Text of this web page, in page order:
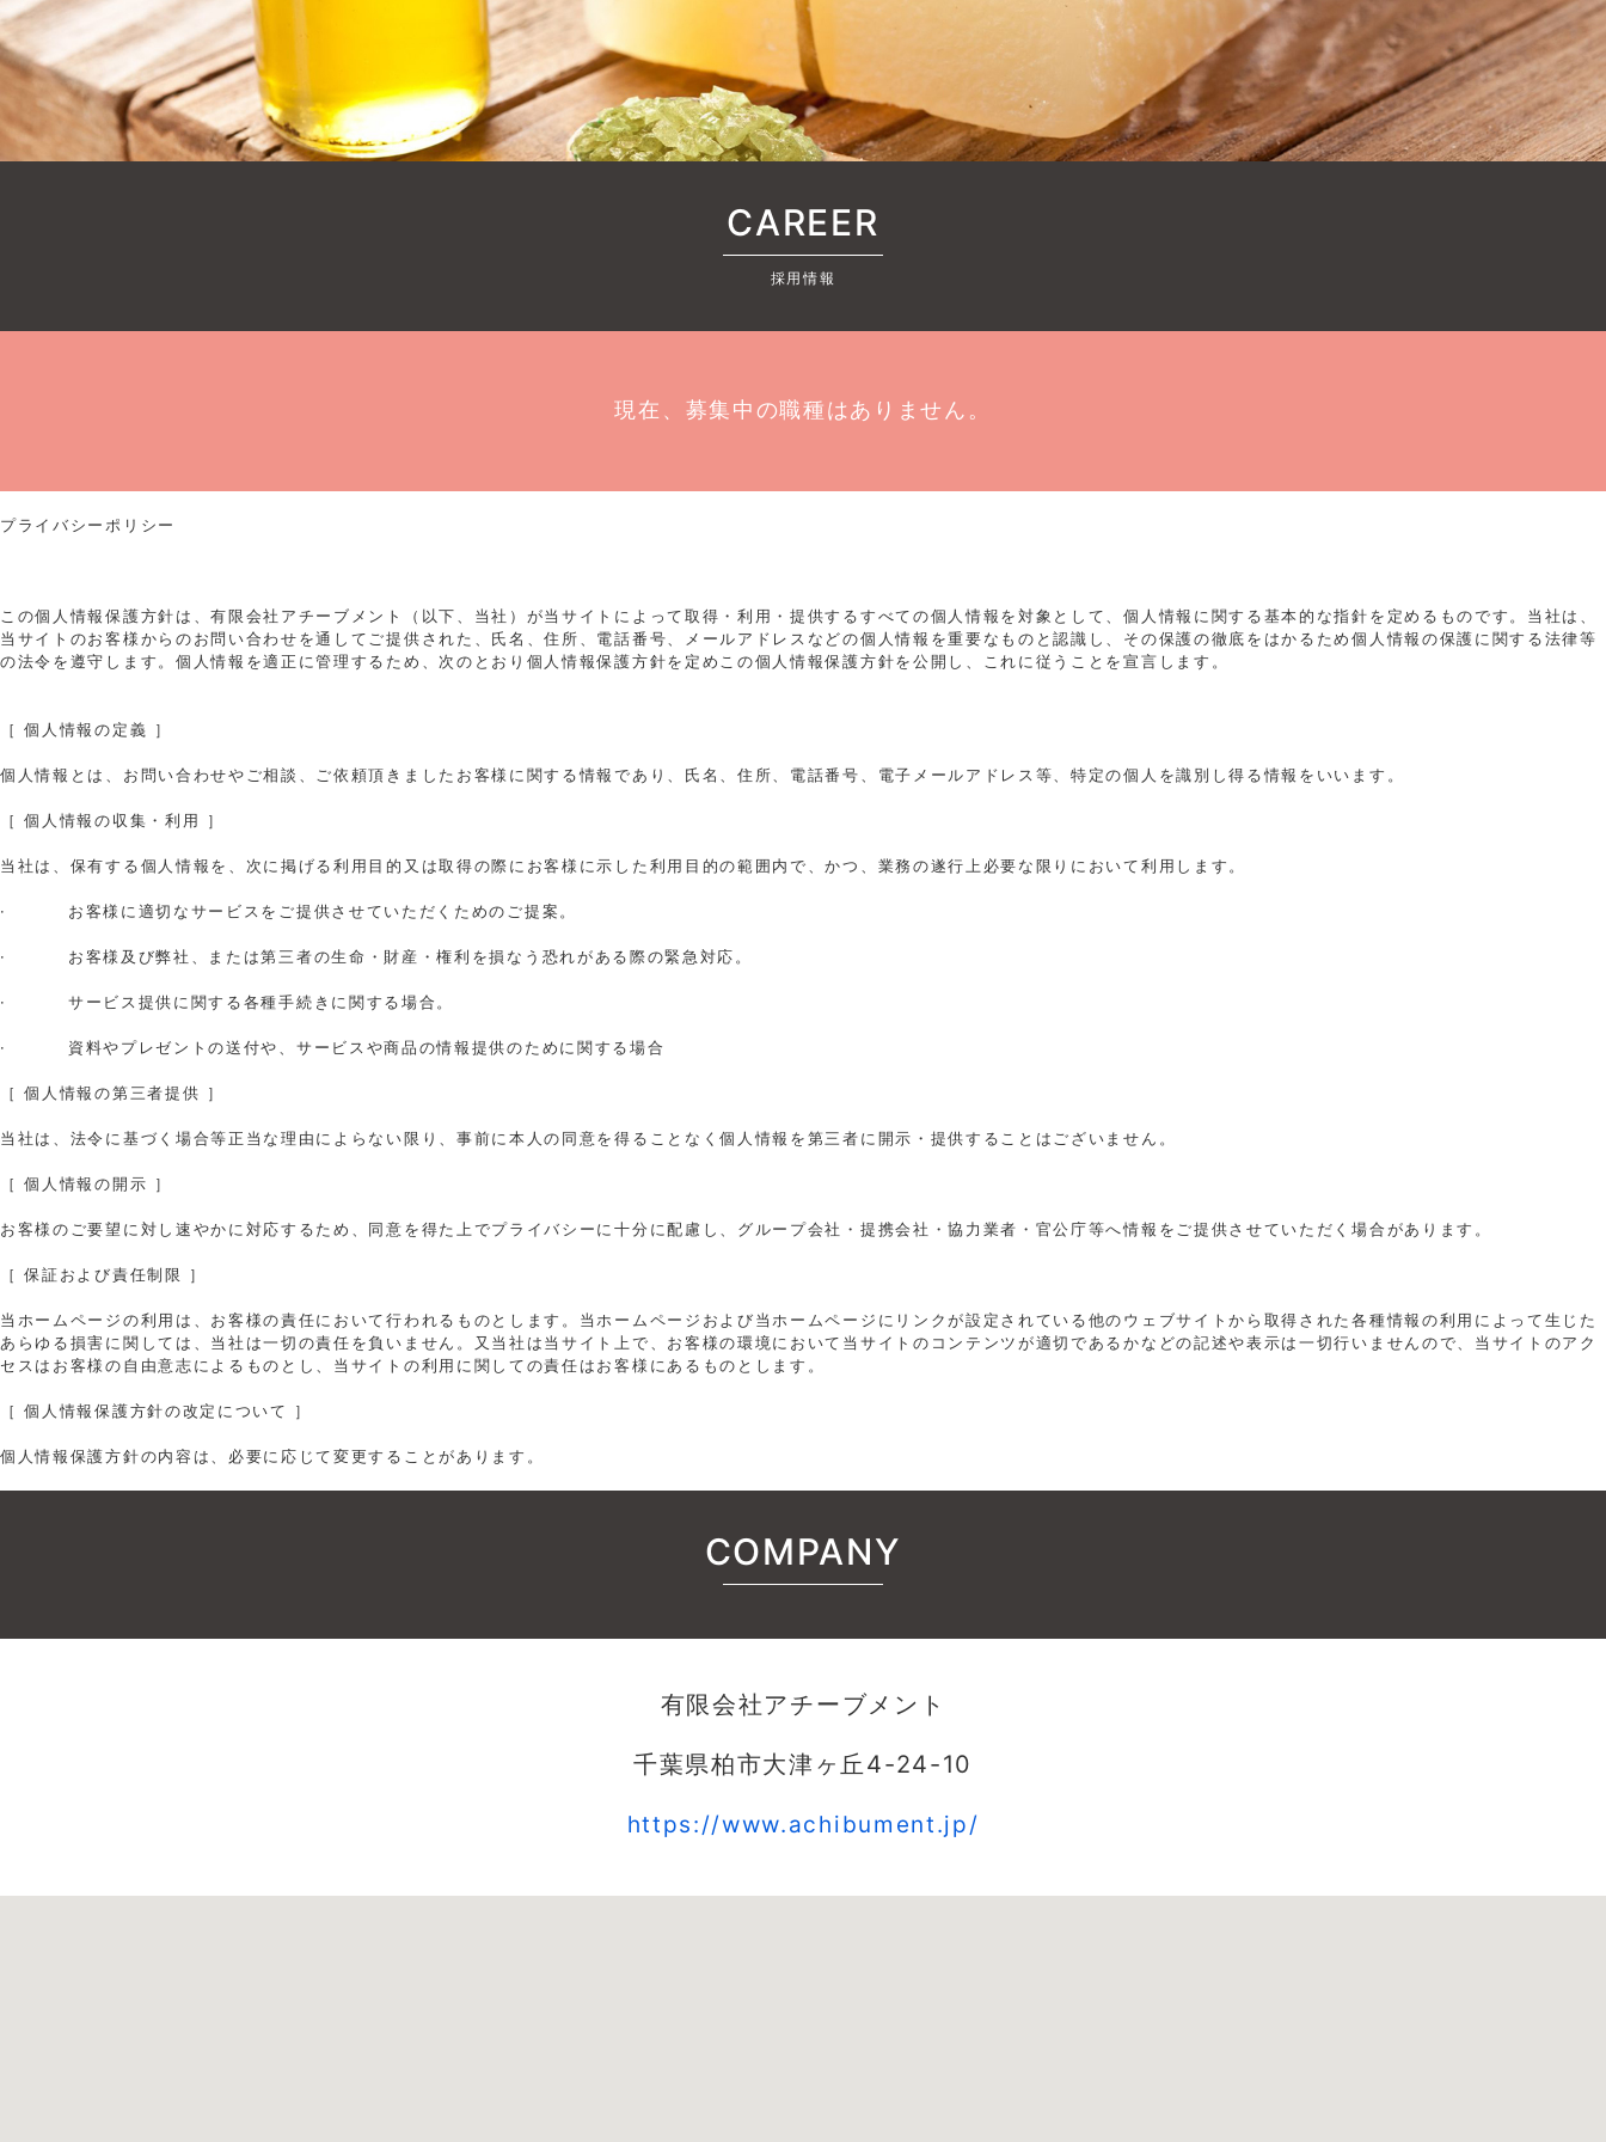
CAREER
採用情報
現在、募集中の職種はありません。
プライバシーポリシー
この個人情報保護方針は、有限会社アチーブメント（以下、当社）が当サイトによって取得・利用・提供するすべての個人情報を対象として、個人情報に関する基本的な指針を定めるものです。当社は、
当サイトのお客様からのお問い合わせを通してご提供された、氏名、住所、電話番号、メールアドレスなどの個人情報を重要なものと認識し、その保護の徹底をはかるため個人情報の保護に関する法律等
の法令を遵守します。個人情報を適正に管理するため、次のとおり個人情報保護方針を定めこの個人情報保護方針を公開し、これに従うことを宣言します。
［ 個人情報の定義 ］
個人情報とは、お問い合わせやご相談、ご依頼頂きましたお客様に関する情報であり、氏名、住所、電話番号、電子メールアドレス等、特定の個人を識別し得る情報をいいます。
［ 個人情報の収集・利用 ］
当社は、保有する個人情報を、次に掲げる利用目的又は取得の際にお客様に示した利用目的の範囲内で、かつ、業務の遂行上必要な限りにおいて利用します。
· お客様に適切なサービスをご提供させていただくためのご提案。
· お客様及び弊社、または第三者の生命・財産・権利を損なう恐れがある際の緊急対応。
· サービス提供に関する各種手続きに関する場合。
· 資料やプレゼントの送付や、サービスや商品の情報提供のために関する場合
［ 個人情報の第三者提供 ］
当社は、法令に基づく場合等正当な理由によらない限り、事前に本人の同意を得ることなく個人情報を第三者に開示・提供することはございません。
［ 個人情報の開示 ］
お客様のご要望に対し速やかに対応するため、同意を得た上でプライバシーに十分に配慮し、グループ会社・提携会社・協力業者・官公庁等へ情報をご提供させていただく場合があります。
［ 保証および責任制限 ］
当ホームページの利用は、お客様の責任において行われるものとします。当ホームページおよび当ホームページにリンクが設定されている他のウェブサイトから取得された各種情報の利用によって生じた
あらゆる損害に関しては、当社は一切の責任を負いません。又当社は当サイト上で、お客様の環境において当サイトのコンテンツが適切であるかなどの記述や表示は一切行いませんので、当サイトのアク
セスはお客様の自由意志によるものとし、当サイトの利用に関しての責任はお客様にあるものとします。
［ 個人情報保護方針の改定について ］
個人情報保護方針の内容は、必要に応じて変更することがあります。
COMPANY
有限会社アチーブメント
千葉県柏市大津ヶ丘4-24-10
https://www.achibument.jp/